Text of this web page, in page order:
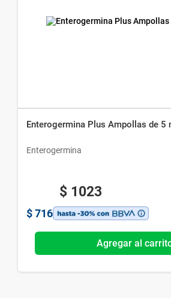
Enterogermina Plus Ampollas de 5
Enterogermina
$ 1023
$ 716
Agregar al